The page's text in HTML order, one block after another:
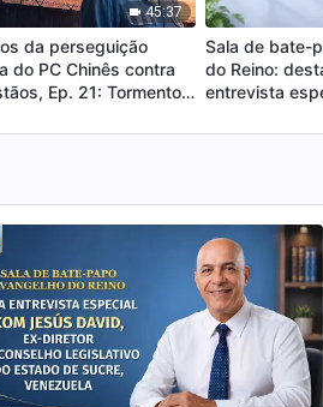
45:37
da perseguição
do PC Chinês contra
Ep. 21: Tormento
das detentas
Sala de bate-
do Reino:
entrevista
deixar seu